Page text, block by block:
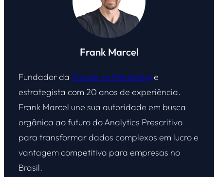
Frank Marcel
Fundador da Overdrive Marketing e
estrategista com 20 anos de experiência.
Frank Marcel une sua autoridade em busca
orgânica ao futuro do Analytics Prescritivo
para transformar dados complexos em lucro e
vantagem competitiva para empresas no
Brasil.